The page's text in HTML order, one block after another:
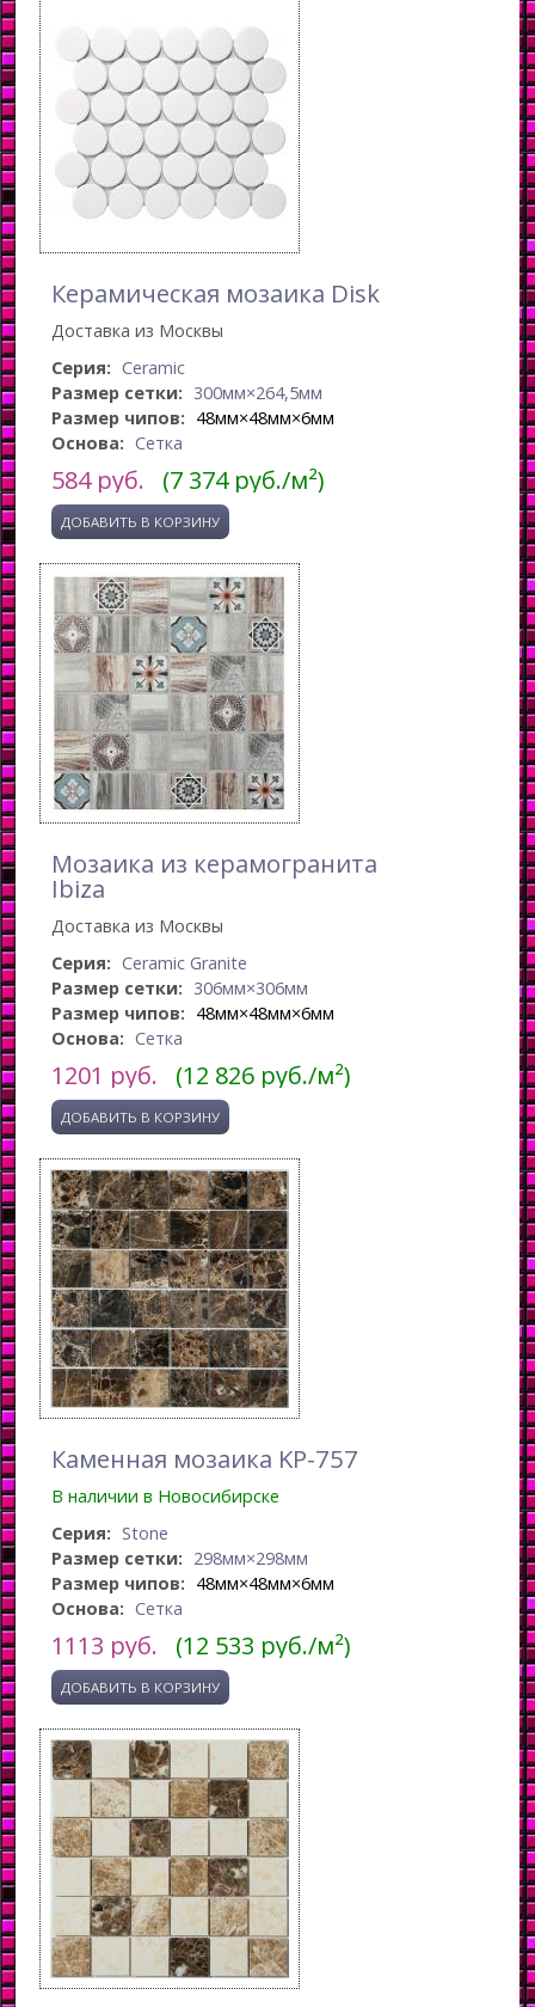
Керамическая мозаика Disk
Доставка из Москвы
Серия: Ceramic
Размер сетки: 300мм×264,5мм
Размер чипов: 48мм×48мм×6мм
Основа: Сетка
584руб. (7 374 руб./м²)
Мозаика из керамогранита
Ibiza
Доставка из Москвы
Серия: Ceramic Granite
Размер сетки: 306мм×306мм
Размер чипов: 48мм×48мм×6мм
Основа: Сетка
1201 руб. (12 826 руб./м²)
Каменная мозаика KP-757
В наличии в Новосибирске
Серия: Stone
Размер сетки: 298мм×298мм
Размер чипов: 48мм×48мм×6мм
Основа: Сетка
1113 руб. (12 533 руб./м²)